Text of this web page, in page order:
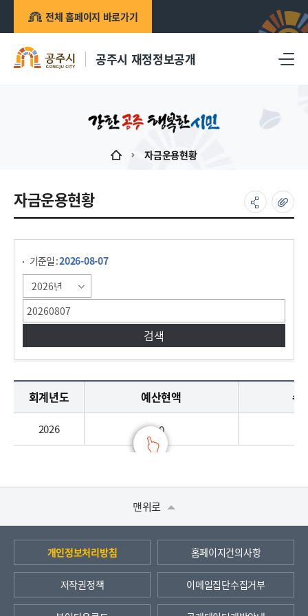
전체 홈페이지 바로가기
공주시 재정정보공개
자금운용현황
자금운용현황
게시물 검색
기준일 :2026-08-07
자금현황으로 회계년도, 예산현액, 수입액(A), 지출액(B), 잔액(A-B)로 구분되어 제공합니다.
회계년도 예산현액 수
2026 0
맨위로
개인정보처리방침 홈페이지건의사항
저작권정책 이메일집단수집거부